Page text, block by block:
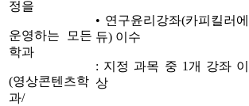
정을
운영하는 모든
학과
(영상콘텐츠학
과/
• 연구윤리강좌(카피킬러에
듀) 이수
: 지정 과목 중 1개 강좌 이
상